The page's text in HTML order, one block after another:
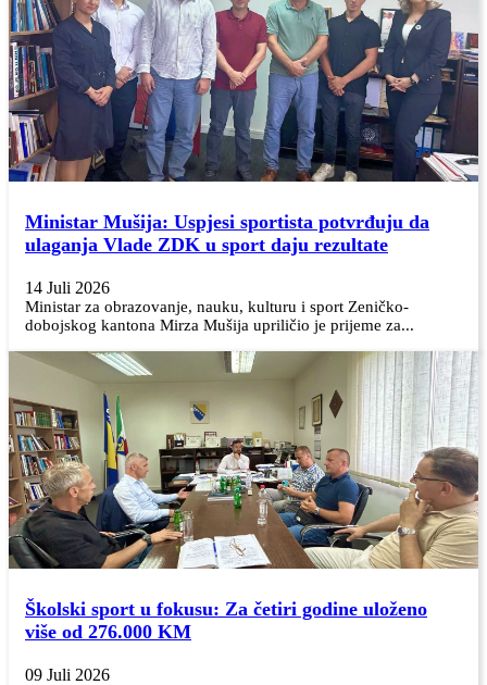
Ministar Mušija: Uspjesi sportista potvrđuju da
ulaganja Vlade ZDK u sport daju rezultate
14 Juli 2026
Ministar za obrazovanje, nauku, kulturu i sport Zeničko-
dobojskog kantona Mirza Mušija upriličio je prijeme za...
Školski sport u fokusu: Za četiri godine uloženo
više od 276.000 KM
09 Juli 2026